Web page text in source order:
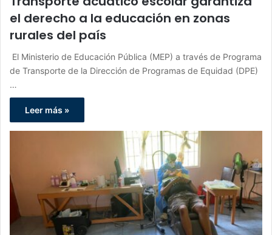
el derecho a la educación en zonas
rurales del país
El Ministerio de Educación Pública (MEP) a través de Programa
de Transporte de la Dirección de Programas de Equidad (DPE)
…
Leer más »